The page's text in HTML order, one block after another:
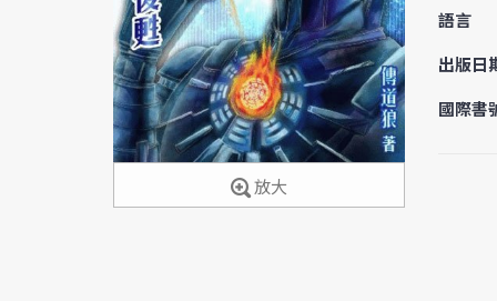
放大
語言
出版日
國際書